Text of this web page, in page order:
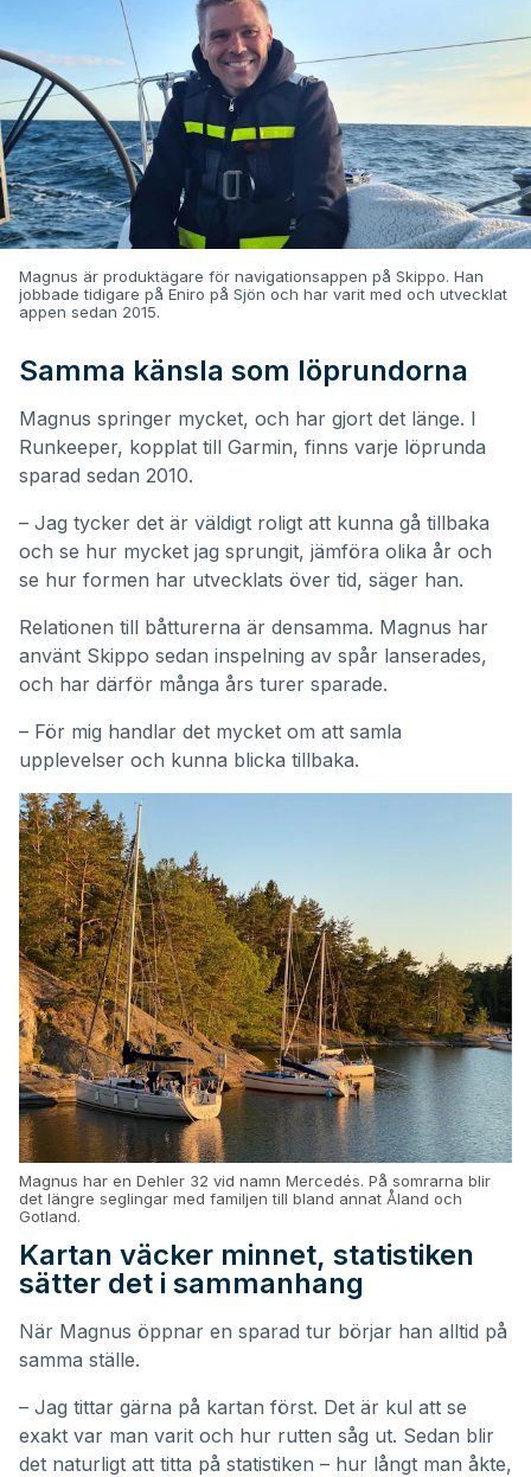
Magnus är produktägare för navigationsappen på Skippo. Han
jobbade tidigare på Eniro på Sjön och har varit med och utvecklat
appen sedan 2015.
Samma känsla som löprundorna
Magnus springer mycket, och har gjort det länge. I
Runkeeper, kopplat till Garmin, finns varje löprunda
sparad sedan 2010.
– Jag tycker det är väldigt roligt att kunna gå tillbaka
och se hur mycket jag sprungit, jämföra olika år och
se hur formen har utvecklats över tid, säger han.
Relationen till båtturerna är densamma. Magnus har
använt Skippo sedan inspelning av spår lanserades,
och har därför många års turer sparade.
– För mig handlar det mycket om att samla
upplevelser och kunna blicka tillbaka.
Magnus har en Dehler 32 vid namn Mercedés. På somrarna blir
det längre seglingar med familjen till bland annat Åland och
Gotland.
Kartan väcker minnet, statistiken
sätter det i sammanhang
När Magnus öppnar en sparad tur börjar han alltid på
samma ställe.
– Jag tittar gärna på kartan först. Det är kul att se
exakt var man varit och hur rutten såg ut. Sedan blir
det naturligt att titta på statistiken – hur långt man åkte,